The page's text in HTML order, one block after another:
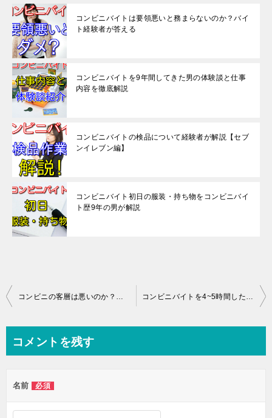
コンビニバイトは要領悪いと務まらないのか？バイ
ト経験者が答える
コンビニバイトを9年間してきた男の体験談と仕事
内容を徹底解説
コンビニバイトの検品について経験者が解説【セブ
ンイレブン編】
コンビニバイト初日の服装・持ち物をコンビニバイ
ト歴9年の男が解説
投
ビ
ー
シ
コメントを残す
名前 必須